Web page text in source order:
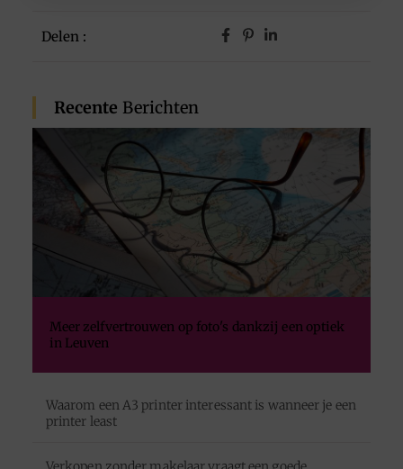
Delen :
Recente Berichten
Meer zelfvertrouwen op foto's dankzij een optiek
in Leuven
Waarom een A3 printer interessant is wanneer je een
printer least